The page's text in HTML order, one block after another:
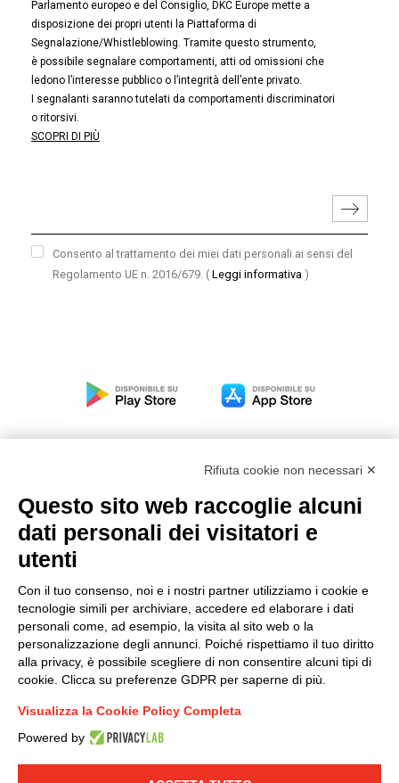
Parlamento europeo e del Consiglio, DKC Europe mette a
disposizione dei propri utenti la Piattaforma di
Segnalazione/Whistleblowing. Tramite questo strumento,
è possibile segnalare comportamenti, atti od omissioni che
ledono l’interesse pubblico o l’integrità dell’ente privato.
I segnalanti saranno tutelati da comportamenti discriminatori
o ritorsivi.
SCOPRI DI PIÙ
Consento al trattamento dei miei dati personali ai sensi del
Regolamento UE n. 2016/679. ( Leggi informativa )
LINKEDIN YOUTUBE
Modello organizzativo, gestione e controllo – D. lgs.
231/2001
Condizioni generali di vendita DKC Power Solutions
Condizioni generali di acquisto
Codice etico
Rifiuta cookie non necessari ✕
Questo sito web raccoglie alcuni
dati personali dei visitatori e
utenti
Con il tuo consenso, noi e i nostri partner utilizziamo i cookie e
tecnologie simili per archiviare, accedere ed elaborare i dati
personali come, ad esempio, la visita al sito web o la
personalizzazione degli annunci. Poiché rispettiamo il tuo diritto
alla privacy, è possibile scegliere di non consentire alcuni tipi di
cookie. Clicca su preferenze GDPR per saperne di più.
Visualizza la Cookie Policy Completa
Powered by